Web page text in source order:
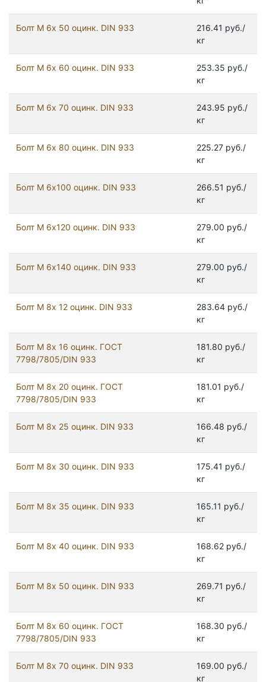
Болт М 6х 50 оцинк. DIN 933
216.41 руб./
кг
Болт М 6х 60 оцинк. DIN 933
253.35 руб./
кг
Болт М 6х 70 оцинк. DIN 933
243.95 руб./
кг
Болт М 6х 80 оцинк. DIN 933
225.27 руб./
кг
Болт М 6х100 оцинк. DIN 933
266.51 руб./
кг
Болт М 6х120 оцинк. DIN 933
279.00 руб./
кг
Болт М 6х140 оцинк. DIN 933
279.00 руб./
кг
Болт М 8х 12 оцинк. DIN 933
283.64 руб./
кг
Болт М 8х 16 оцинк. ГОСТ
7798/7805/DIN 933
181.80 руб./
кг
Болт М 8х 20 оцинк. ГОСТ
7798/7805/DIN 933
181.01 руб./
кг
Болт М 8х 25 оцинк. DIN 933
166.48 руб./
кг
Болт М 8х 30 оцинк. DIN 933
175.41 руб./
кг
Болт М 8х 35 оцинк. DIN 933
165.11 руб./
кг
Болт М 8х 40 оцинк. DIN 933
168.62 руб./
кг
Болт М 8х 50 оцинк. DIN 933
269.71 руб./
кг
Болт М 8х 60 оцинк. ГОСТ
7798/7805/DIN 933
168.30 руб./
кг
Болт М 8х 70 оцинк. DIN 933
169.00 руб./
кг